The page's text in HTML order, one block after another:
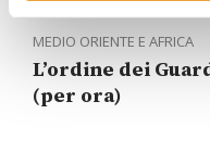
MEDIO ORIENTE E AFRICA
L’ordine dei
(per ora)